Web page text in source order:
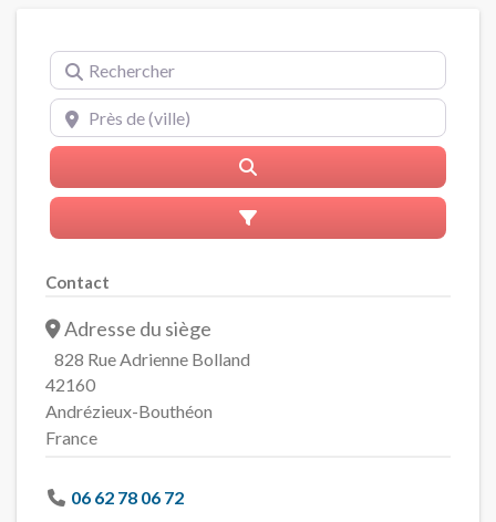
Rechercher
Près de (ville)
Advanced Filters
Contact
Adresse du siège
828 Rue Adrienne Bolland
42160
Andrézieux-Bouthéon
France
06 62 78 06 72